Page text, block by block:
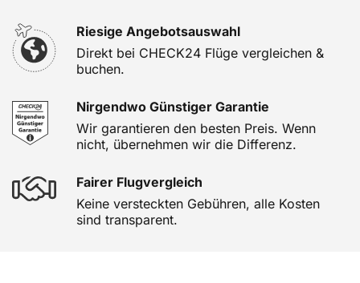
Riesige Angebotsauswahl
Direkt bei CHECK24 Flüge vergleichen &
buchen.
Nirgendwo Günstiger Garantie
Wir garantieren den besten Preis. Wenn
nicht, übernehmen wir die Differenz.
Fairer Flugvergleich
Keine versteckten Gebühren, alle Kosten
sind transparent.